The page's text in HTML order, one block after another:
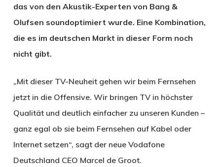
das von den Akustik-Experten von Bang &
Olufsen soundoptimiert wurde. Eine Kombination,
die es im deutschen Markt in dieser Form noch
nicht gibt.
„Mit dieser TV-Neuheit gehen wir beim Fernsehen
jetzt in die Offensive. Wir bringen TV in höchster
Qualität und deutlich einfacher zu unseren Kunden –
ganz egal ob sie beim Fernsehen auf Kabel oder
Internet setzen“, sagt der neue Vodafone
Deutschland CEO Marcel de Groot.